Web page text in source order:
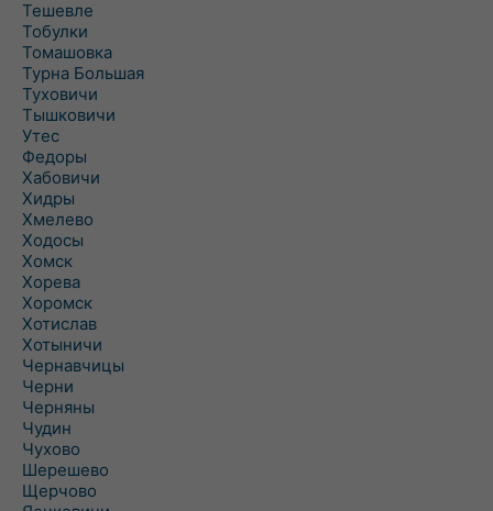
Тешевле
Тобулки
Томашовка
Турна Большая
Туховичи
Тышковичи
Утес
Федоры
Хабовичи
Хидры
Хмелево
Ходосы
Хомск
Хорева
Хоромск
Хотислав
Хотыничи
Чернавчицы
Черни
Черняны
Чудин
Чухово
Шерешево
Щерчово